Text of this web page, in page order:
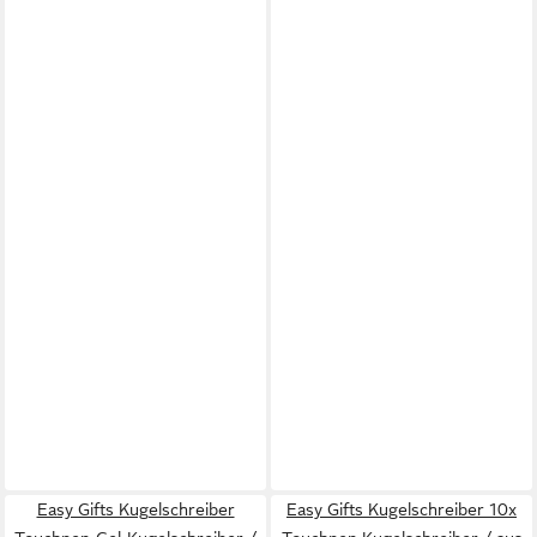
Easy Gifts Kugelschreiber
Easy Gifts Kugelschreiber 10x